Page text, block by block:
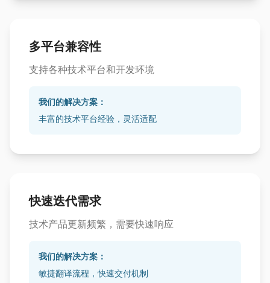
多平台兼容性
支持各种技术平台和开发环境
我们的解决方案：
丰富的技术平台经验，灵活适配
快速迭代需求
技术产品更新频繁，需要快速响应
我们的解决方案：
敏捷翻译流程，快速交付机制